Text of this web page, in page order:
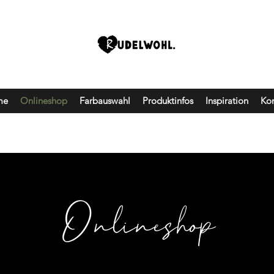
Onlineshop Farbauswahl Produktinfos Inspiration
Onlineshop